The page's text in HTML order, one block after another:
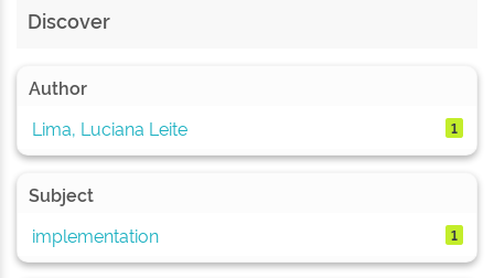
Discover
Author
Lima, Luciana Leite
1
Subject
implementation
1